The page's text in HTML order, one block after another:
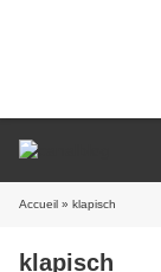
Accueil » klapisch
klapisch